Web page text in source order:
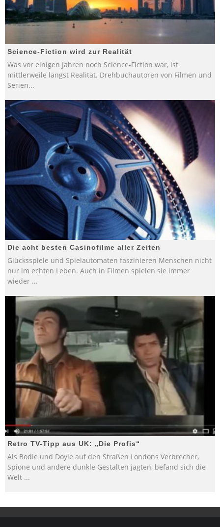
Science-Fiction wird zur Realität
Was vor einigen Jahren noch Science-Fiction war, ist
mittlerweile längst Realität. Drehbuchautoren von Filmen und
Serien...
Die acht besten Casinofilme aller Zeiten
Glücksspiele und Spielautomaten faszinieren Menschen nicht
nur im echten Leben. Auch in Filmen spielen sie immer
wieder ...
Retro TV-Tipp aus UK: „Die Profis“
Als Bodie und Doyle auf den Straßen Londons Verbrecher,
Spione und andere dunkle Gestalten jagten, befand sich die
Welt ...